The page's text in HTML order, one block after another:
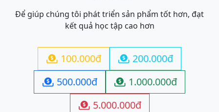
Để giúp chúng tôi phát triển sản phẩm tốt hơn, đạt
kết quả học tập cao hơn
 100.000đ  200.000đ
 500.000đ  1.000.000đ
 5.000.000đ